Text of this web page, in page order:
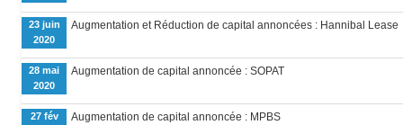
23 juin
2020
Augmentation et Réduction de capital annoncées : Hannibal Lease
28 mai
2020
Augmentation de capital annoncée : SOPAT
27 fév
Augmentation de capital annoncée : MPBS